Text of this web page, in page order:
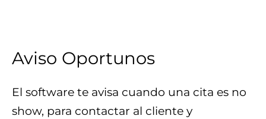
Aviso Oportunos
El software te avisa cuando una cita es no
show, para contactar al cliente y